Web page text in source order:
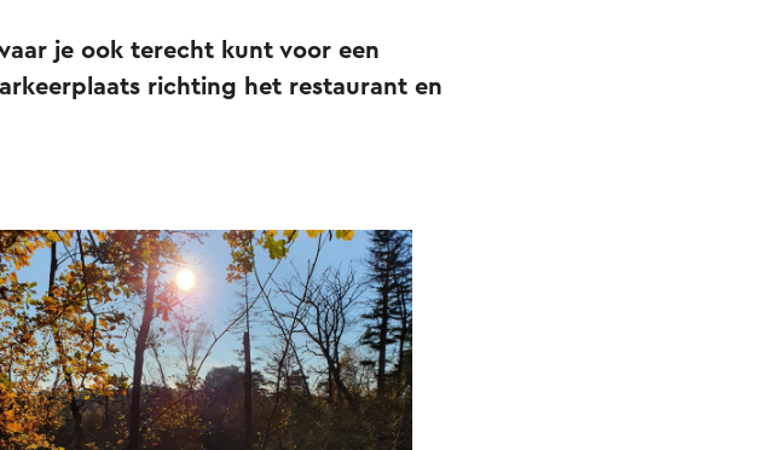
je ook terecht kunt voor een
richting het restaurant en